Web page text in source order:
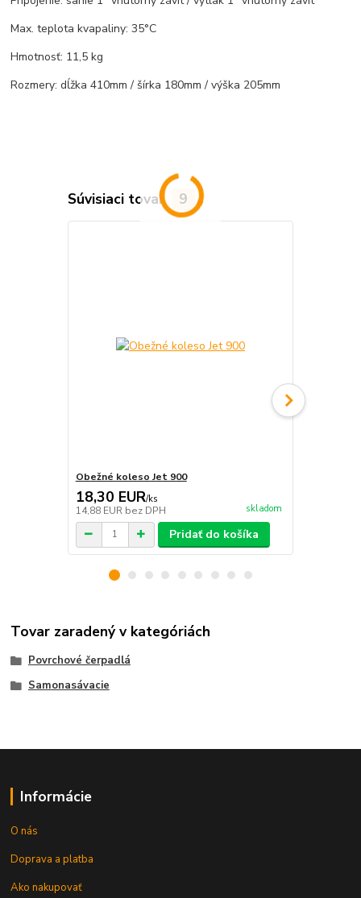
Max. teplota kvapaliny: 35°C
Hmotnosť: 11,5 kg
Rozmery: dĺžka 410mm / šírka 180mm / výška 205mm
Súvisiaci tovar 9
Obežné koleso Jet 900
18,30 EUR/ks
14,88 EUR bez DPH skladom
Pridať do košíka
Tovar zaradený v kategóriách
Povrchové čerpadlá
Samonasávacie
Informácie
O nás
Doprava a platba
Ako nakupovať